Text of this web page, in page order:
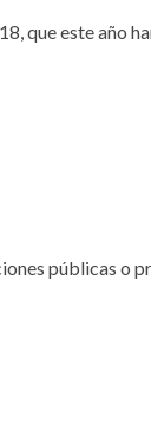
que este año
públicas o